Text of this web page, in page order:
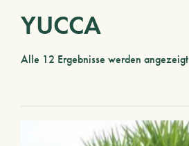
YUCCA
Alle 12 Ergebnisse werden angezeigt